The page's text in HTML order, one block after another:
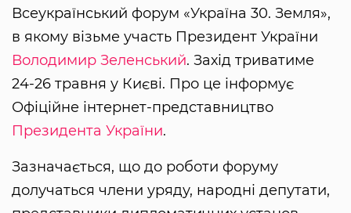
Всеукраїнський форум «Україна 30. Земля»,
в якому візьме участь Президент України
Володимир Зеленський. Захід триватиме
24-26 травня у Києві. Про це інформує
Офіційне інтернет-представництво
Президента України.
Зазначається, що до роботи форуму
долучаться члени уряду, народні депутати,